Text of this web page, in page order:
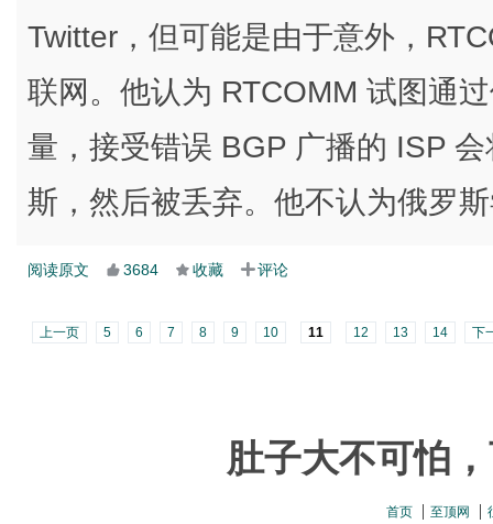
Twitter，但可能是由于意外，
联网。他认为 RTCOMM 试图通
量，接受错误 BGP 广播的 ISP
斯，然后被丢弃。他不认为俄罗
阅读原文 3684 收藏 评论
上一页 5 6 7 8 9 10 11 12 13 14 下
肚子大不可怕
首页 至顶网